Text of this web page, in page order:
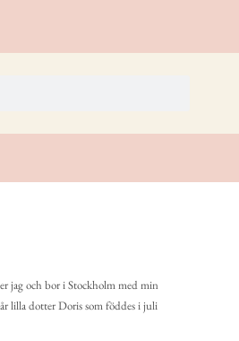
jag och bor i Stockholm med min
lilla dotter Doris som föddes i juli